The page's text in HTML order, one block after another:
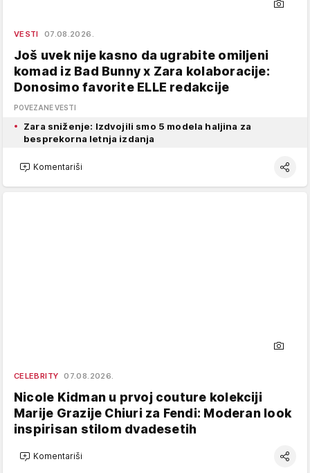
VESTI 07.08.2026.
Još uvek nije kasno da ugrabite omiljeni
komad iz Bad Bunny x Zara kolaboracije:
Donosimo favorite ELLE redakcije
POVEZANE VESTI
Zara sniženje: Izdvojili smo 5 modela haljina za
besprekorna letnja izdanja
Komentariši
CELEBRITY 07.08.2026.
Nicole Kidman u prvoj couture kolekciji
Marije Grazije Chiuri za Fendi: Moderan look
inspirisan stilom dvadesetih
Komentariši